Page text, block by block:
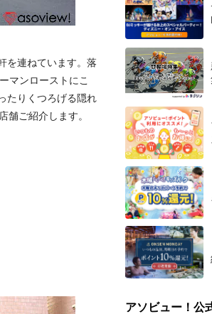
を連ねています。落
マンローストにこ
たりくつろげる隠れ
舗ご紹介します。
アソビュー！公